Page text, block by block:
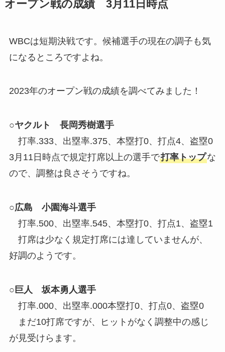
オープン戦の成績 3月11日時点
WBCは短期決戦です。候補選手の現在の調子も気
になるところですよね。
2023年のオープン戦の成績を調べてみました！
○ヤクルト 長岡秀樹選手
打率.333、出塁率.375、本塁打0、打点4、盗塁0
3月11日時点で規定打席以上の選手で打率トップな
ので、調整は良さそうですね。
○広島 小園海斗選手
打率.500、出塁率.545、本塁打0、打点1、盗塁1
打席は少なく規定打席には達していませんが、
好調のようです。
○巨人 坂本勇人選手
打率.000、出塁率.000本塁打0、打点0、盗塁0
まだ10打席ですが、ヒットがなく調整中の感じ
が見受けらます。